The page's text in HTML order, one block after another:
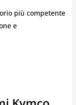
più competente
e